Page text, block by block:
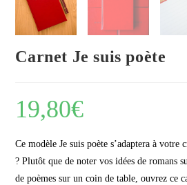
Carnet Je suis poète
19,80€
Ce modèle Je suis poète s’adaptera à
? Plutôt que de noter vos idées de romans
de poèmes sur un coin de table, ouvrez ce